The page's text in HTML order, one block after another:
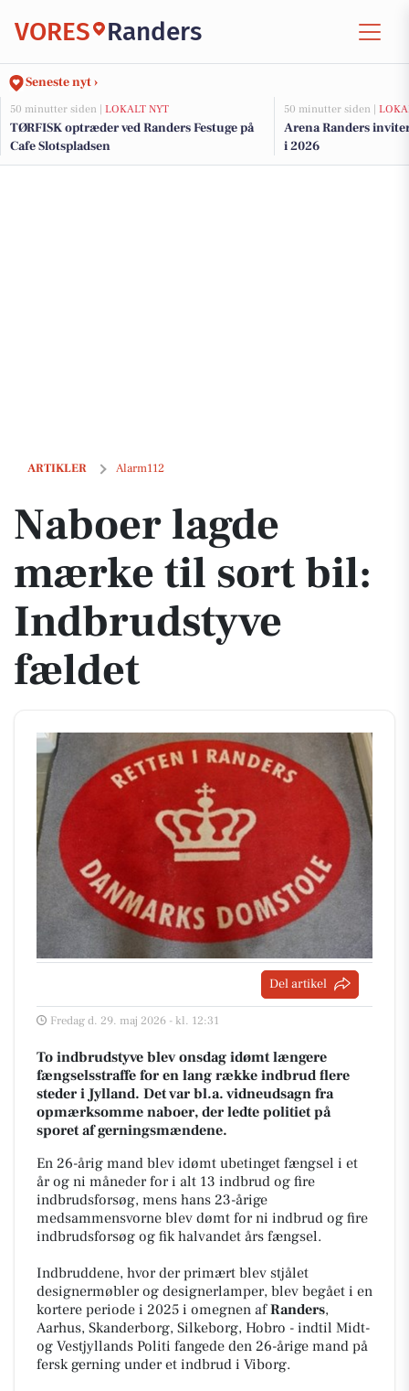
VORES Randers
Seneste nyt ›
50 minutter siden | LOKALT NYT
TØRFISK optræder ved Randers Festuge på
Cafe Slotspladsen
50 minutter siden |
Arena Randers
i 2026
ARTIKLER Alarm112
Naboer lagde mærke til sort bil: Indbrudstyve fældet
Naboer lagde
mærke til sort bil:
Indbrudstyve
fældet
Del artikel
Fredag d. 29. maj 2026 - kl. 12:31
To indbrudstyve blev onsdag idømt længere
fængselsstraffe for en lang række indbrud flere
steder i Jylland. Det var bl.a. vidneudsagn fra
opmærksomme naboer, der ledte politiet på
sporet af gerningsmændene.
En 26-årig mand blev idømt ubetinget fængsel i et
år og ni måneder for i alt 13 indbrud og fire
indbrudsforsøg, mens hans 23-årige
medsammensvorne blev dømt for ni indbrud og fire
indbrudsforsøg og fik halvandet års fængsel.
Indbruddene, hvor der primært blev stjålet
designermøbler og designerlamper, blev begået i en
kortere periode i 2025 i omegnen afRanders,
Aarhus, Skanderborg, Silkeborg, Hobro - indtil Midt-
og Vestjyllands Politi fangede den 26-årige mand på
fersk gerning under et indbrud i Viborg.